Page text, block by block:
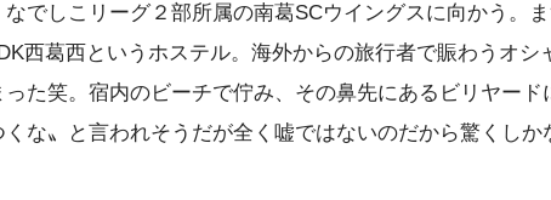
なでしこリーグ２部所属の南葛SCウイングスに向かう。
西葛西というホステル。海外からの旅行者で賑わうオシ
た笑。宿内のビーチで佇み、その鼻先にあるビリヤー
くな〟と言われそうだが全く嘘ではないのだから驚くしか